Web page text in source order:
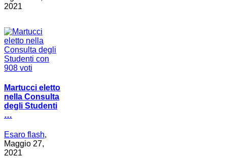
2021
Martucci eletto
nella Consulta
degli Studenti
…
Esaro flash,
Maggio 27,
2021